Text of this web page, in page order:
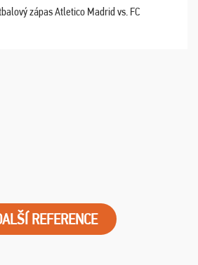
zápas Atletico Madrid vs. FC
REFERENCE